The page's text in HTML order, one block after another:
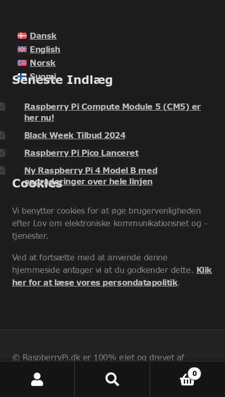
Dansk
English
Norsk
Suomi
Seneste Indlæg
Raspberry Pi Compute Module 5 (CM5) er
her nu!
Black Week Tilbud 2024
Raspberry Pi Pico Lanceret
Ny Raspberry Pi 4 Model B med
opgraderinger over hele linjen
Cookies
Vi benytter cookies for at øge brugervenligheden
efter Lov om elektroniske kommunikationsnet og -
tjenester.
Ved at fortsætte med at anvende denne
hjemmeside antager vi at du godkender dette. Klik
her for at læse vores persondatapolitik.
© RaspberryPi.dk er 100% ejet og drevet af
Jkollerup.dk ApS | CVR: 43327615
© Raspberry Pi er et varemerke for Raspberry Pi
0